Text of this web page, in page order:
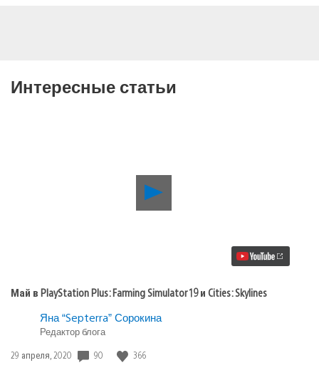
Интересные статьи
Май
19
Май в PlayStation Plus: Farming Simulator 19 и Cities: Skylines
Яна “Septerra” Сорокина
Редактор блога
Дата
29 апреля, 2020 90 366